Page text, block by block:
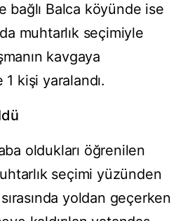
bağlı Balca köyünde ise
muhtarlık seçimiyle
kavgaya
kişi yaralandı.
oldukları öğrenilen
seçimi yüzünden
yoldan geçerken